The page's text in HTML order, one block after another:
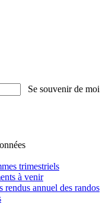
Se souvenir de moi
trimestriels
à venir
rendus annuel des randos